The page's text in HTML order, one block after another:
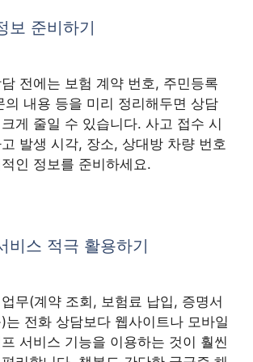
보 준비하기
전에는 보험 계약 번호, 주민등록
의 내용 등을 미리 정리해두면 상담
게 줄일 수 있습니다. 사고 접수 시
발생 시각, 장소, 상대방 차량 번호
인 정보를 준비하세요.
비스 적극 활용하기
무(계약 조회, 보험료 납입, 증명서
는 전화 상담보다 웹사이트나 모바일
서비스 기능을 이용하는 것이 훨씬